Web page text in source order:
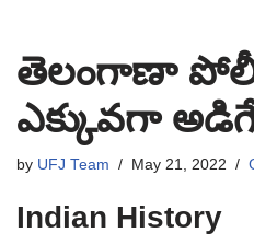
తెలంగాణా
ఎక్కువగా అడిగే
by UFJ Team May 21, 2022
Indian History